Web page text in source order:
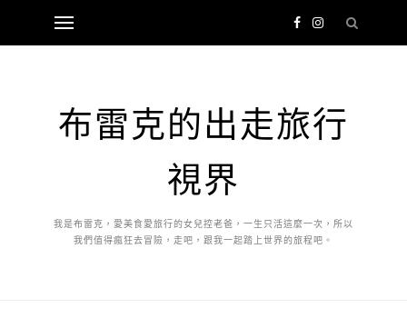
布雷克的出走旅行
視界
我是布雷克，愛美食愛旅行的女兒控老爸，一生只活這麼一次，所以
我們值得瘋狂去冒險，走吧，跟我一起踏上世界的旅程吧。